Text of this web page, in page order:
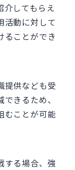
介してもらえ
活動に対して
ることができ
提供なども受
きるため、
むことが可能
する場合、強